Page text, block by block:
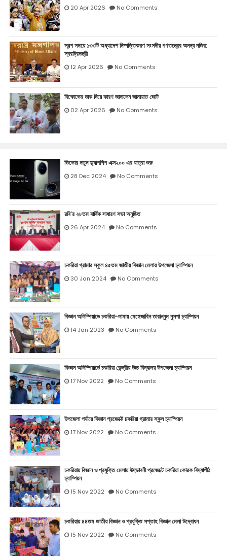
20 Apr 2026 No Comments
স্বল্প সময়ে ১৩৩টি অধ্যাদেশ নিষ্পত্তিকরণ সংসদীয় গণতন্ত্রের অনন্য নজির:
স্বরাষ্ট্রমন্ত্রী
12 Apr 2026 No Comments
বিক্ষোভের ডাক দিয়ে কারণ জানালেন জামায়াত জোট
02 Apr 2026 No Comments
ভিভোর নতুন ফ্ল্যাগশিপ এক্স২০০ এর যাত্রা শুরু
28 Dec 2024 No Comments
রবি’র ২৮তম বার্ষিক সাধারণ সভা অনুষ্ঠিত
26 Apr 2024 No Comments
চকরিয়া গ্রামার স্কুল ৪৫তম জাতীয় বিজ্ঞান মেলায় উপজেলা চ্যাম্পিয়ন
30 Jan 2024 No Comments
বিজ্ঞান অলিম্পিয়াডে চকরিয়া-লামায় মেহেজাবিন তারান্নুম নুসপা চ্যাম্পিয়ন
14 Jan 2023 No Comments
বিজ্ঞান অলিম্পিয়ার্ডে চকরিয়া কেন্দ্রীয় উচ্চ বিদ্যালয় উপজেলা চ্যাম্পিয়ন
17 Nov 2022 No Comments
উপজেলা পর্যায়ে বিজ্ঞান প্রজেক্টে চকরিয়া গ্রামার স্কুল চ্যাম্পিয়ন
17 Nov 2022 No Comments
চকরিয়ায় বিজ্ঞান ও প্রযুক্তি মেলায় উদ্ভাবনী প্রজেক্টে চকরিয়া কোরক বিদ্যাপীঠ
চ্যাম্পিয়ন
15 Nov 2022 No Comments
চকরিয়ায় ৪৪তম জাতীয় বিজ্ঞান ও প্রযুক্তি সপ্তাহ বিজ্ঞান মেলা উদ্বোধন
15 Nov 2022 No Comments